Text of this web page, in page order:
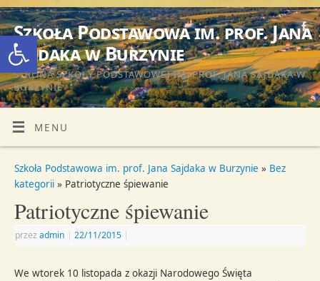
Otwórz pasek narzędzi
Szkoła Podstawowa im. prof. Jana
Sajdaka w Burzynie
STRONA SZKOŁY PODSTAWOWEJ IM. PROF. JANA SAJDAKA W
BURZYNIE
MENU
Szkoła Podstawowa im. prof. Jana Sajdaka w Burzynie » Bez
kategorii » Patriotyczne śpiewanie
Patriotyczne śpiewanie
przezadmin | 22/11/2015 |
We wtorek 10 listopada z okazji Narodowego Święta